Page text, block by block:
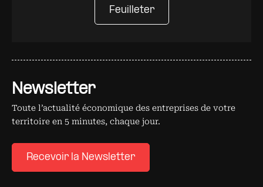
Newsletter
Toute l’actualité économique des entreprises de votre
territoire en 5 minutes, chaque jour.
Recevoir la Newsletter
Feuilleter